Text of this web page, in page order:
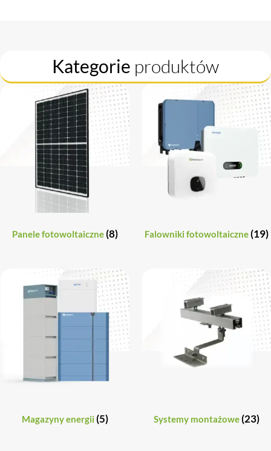
Kategorie produktów
Panele fotowoltaiczne (8) Falowniki fotowoltaiczne (19)
Magazyny energii (5) Systemy montażowe (23)